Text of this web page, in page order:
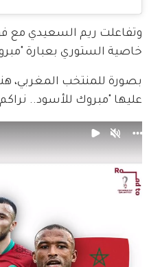
وتفاعلت ريم السعيدي مع
خاصية الستوري بعبارة
بصورة للمنتخب المغربي،
عليها "مبروك للأسود..